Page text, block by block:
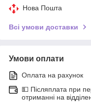
Нова Пошта
Всі умови доставки
Умови оплати
Оплата на рахунок
💵 Післяплата при
отриманні на